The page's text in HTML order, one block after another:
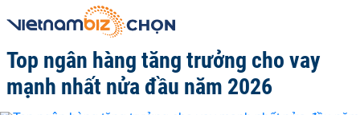
Top ngân hàng tăng trưởng cho vay
mạnh nhất nửa đầu năm 2026